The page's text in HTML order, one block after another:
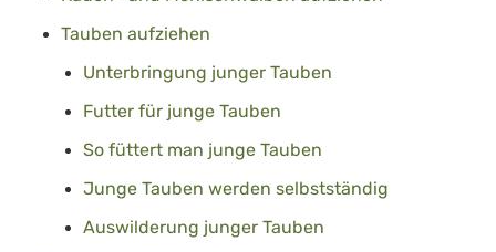
Tauben aufziehen
Unterbringung junger Tauben
Futter für junge Tauben
So füttert man junge Tauben
Junge Tauben werden selbstständig
Auswilderung junger Tauben